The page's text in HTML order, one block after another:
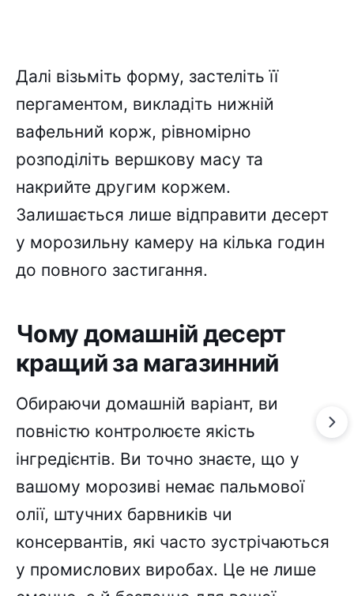
Далі візьміть форму, застеліть її
пергаментом, викладіть нижній
вафельний корж, рівномірно
розподіліть вершкову масу та
накрийте другим коржем.
Залишається лише відправити десерт
у морозильну камеру на кілька годин
до повного застигання.
Чому домашній десерт
кращий за магазинний
Обираючи домашній варіант, ви
повністю контролюєте якість
інгредієнтів. Ви точно знаєте, що у
вашому морозиві немає пальмової
олії, штучних барвників чи
консервантів, які часто зустрічаються
у промислових виробах. Це не лише